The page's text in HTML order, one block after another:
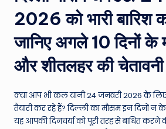
w
s
A
ro
n
d
2026 को भारी बारिश
जानिए अगले 10 दिनों के
और शीतलहर की चेतावनी
क्या आप भी कल यानी 24 जनवरी 2026 के
तैयारी कर रहे हैं? दिल्ली का मौसम इन दिनों न
यह आपकी दिनचर्या को पूरी तरह से बाधित करने